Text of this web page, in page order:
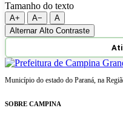
Tamanho do texto
A+ A−
A
Alternar Alto Contraste
Município do estado do Paraná, na
SOBRE CAMPINA